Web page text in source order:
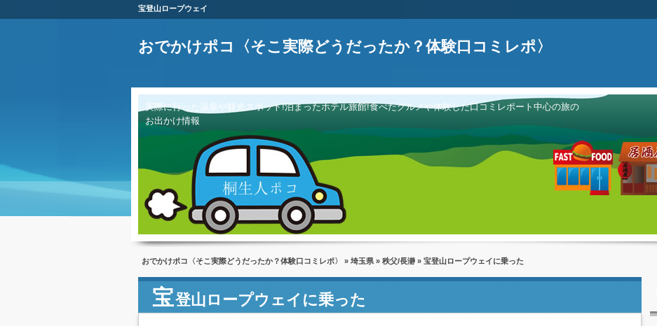
宝登山ロープウェイ
おでかけポコ〈そこ実際どうだったか？体験口コミレポ〉
実際に行った温泉や観光スポット!泊まったホテル旅館!食べたグルメや体験した口コミレポート中心の旅の
お出かけ情報
おでかけポコ〈そこ実際どうだったか？体験口コミレポ〉 » 埼玉県» 秩父/長瀞» 宝登山ロープウェイに乗った
宝登山ロープウェイに乗った